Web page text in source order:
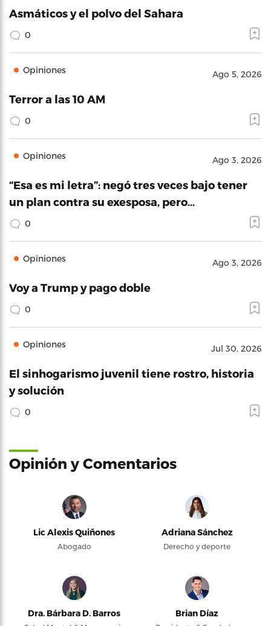
Asmáticos y el polvo del Sahara
0
Opiniones Ago 5, 2026
Terror a las 10 AM
0
Opiniones Ago 3, 2026
“Esa es mi letra”: negó tres veces bajo tener
un plan contra su exesposa, pero…
0
Opiniones Ago 3, 2026
Voy a Trump y pago doble
0
Opiniones Jul 30, 2026
El sinhogarismo juvenil tiene rostro, historia
y solución
0
Opinión y Comentarios
Lic Alexis Quiñones
Abogado
Adriana Sánchez
Derecho y deporte
Dra. Bárbara D. Barros Brian Díaz